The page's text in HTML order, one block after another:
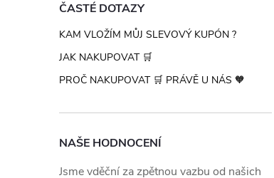
ČASTÉ DOTAZY
KAM VLOŽÍM MŮJ SLEVOVÝ KUPÓN ?
JAK NAKUPOVAT 🛒
PROČ NAKUPOVAT 🛒 PRÁVĚ U NÁS 🧡
NAŠE HODNOCENÍ
Jsme vděční za zpětnou vazbu od našich